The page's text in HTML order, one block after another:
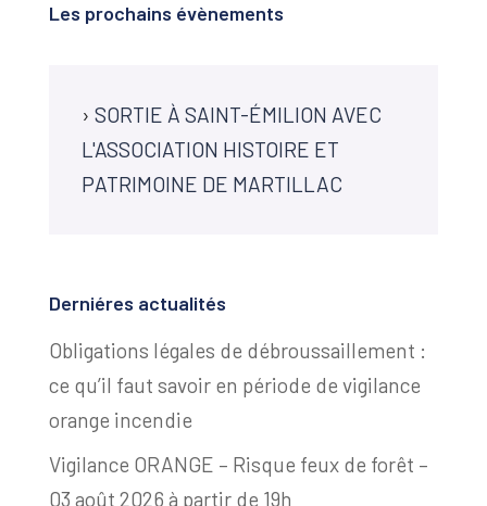
Les prochains évènements
› SORTIE À SAINT-ÉMILION AVEC
L'ASSOCIATION HISTOIRE ET
PATRIMOINE DE MARTILLAC
Derniéres actualités
Obligations légales de débroussaillement :
ce qu’il faut savoir en période de vigilance
orange incendie
Vigilance ORANGE – Risque feux de forêt –
03 août 2026 à partir de 19h